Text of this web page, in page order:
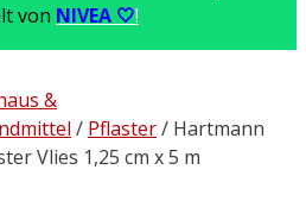
von NIVEA 🤍!
&
/ Pflaster/ Hartmann
Vlies 1,25 cm x 5 m